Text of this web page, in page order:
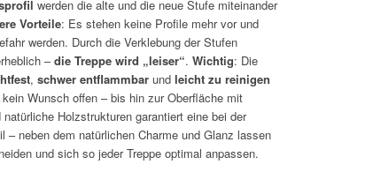
werden die alte und die neue Stufe miteinander
Vorteile: Es stehen keine Profile mehr vor und
werden. Durch die Verklebung der Stufen
–die Treppe wird „leiser“. Wichtig: Die
, schwer entflammbar und leicht zu reinigen
Wunsch offen – bis hin zur Oberfläche mit
Holzstrukturen garantiert eine bei der
– neben dem natürlichen Charme und Glanz lassen
und sich so jeder Treppe optimal anpassen.